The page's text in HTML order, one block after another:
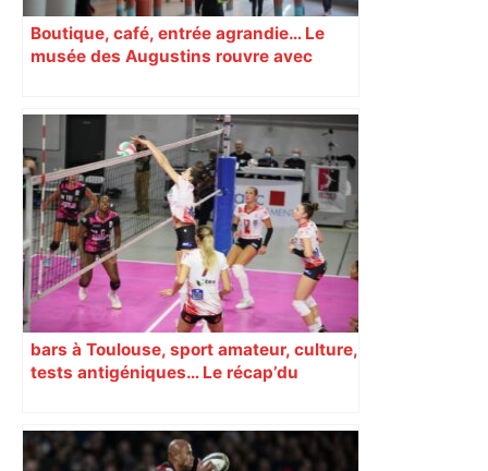
Boutique, café, entrée agrandie… Le
musée des Augustins rouvre avec
bars à Toulouse, sport amateur, culture,
tests antigéniques… Le récap’du